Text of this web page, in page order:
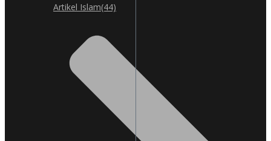
Artikel Islam(44)